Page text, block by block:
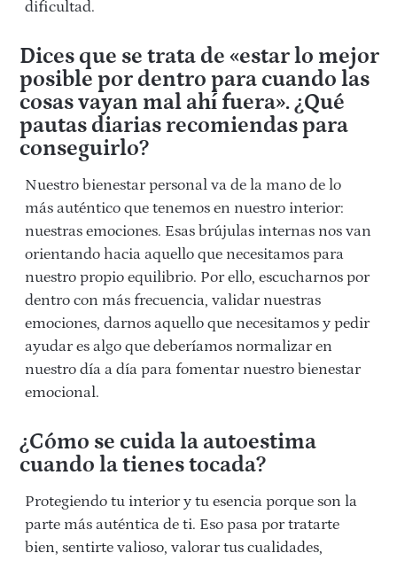
dificultad.
Dices que se trata de «estar lo mejor
posible por dentro para cuando las
cosas vayan mal ahí́ fuera». ¿Qué
pautas diarias recomiendas para
conseguirlo?
Nuestro bienestar personal va de la mano de lo
más auténtico que tenemos en nuestro interior:
nuestras emociones. Esas brújulas internas nos van
orientando hacia aquello que necesitamos para
nuestro propio equilibrio. Por ello, escucharnos por
dentro con más frecuencia, validar nuestras
emociones, darnos aquello que necesitamos y pedir
ayudar es algo que deberíamos normalizar en
nuestro día a día para fomentar nuestro bienestar
emocional.
¿Cómo se cuida la autoestima
cuando la tienes tocada?
Protegiendo tu interior y tu esencia porque son la
parte más auténtica de ti. Eso pasa por tratarte
bien, sentirte valioso, valorar tus cualidades,